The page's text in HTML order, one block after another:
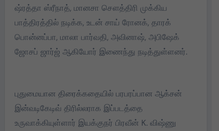
ஷ்ரத்தா ஸ்ரீநாத், மானசா சௌத்திரி முக்கிய
பாத்திரத்தில் நடிக்க, உடன் சாய் ரோனக், தாரக்
பொன்னப்பா, மாலா பார்வதி, அவினாஷ், அபிஷேக்
ஜோசப் ஜார்ஜ் ஆகியோர் இணைந்து நடித்துள்ளனர்.
புதுமையான திரைக்கதையில் பரபரப்பான ஆக்சன்
இன்வடிகேடிவ் திரில்லராக இப்படத்தை
உருவாக்கியுள்ளார் இயக்குநர் பிரவீன் K. விஷ்ணு